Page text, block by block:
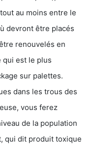
au moins entre le
devront être placés
renouvelés en
qui est le plus
sur palettes.
dans les trous des
vous ferez
de la population
qui dit produit toxique